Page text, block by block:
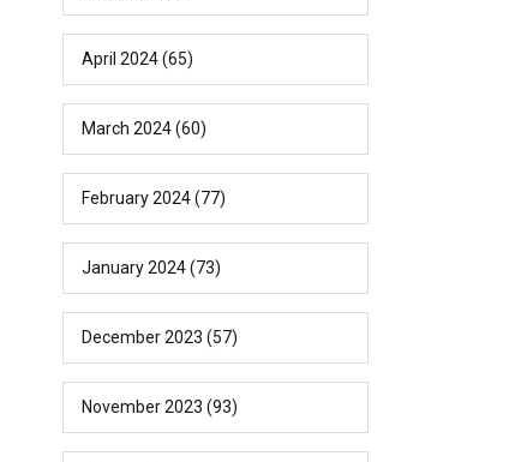
April 2024(65)
March 2024(60)
February 2024(77)
January 2024(73)
December 2023 (57)
November 2023 (93)